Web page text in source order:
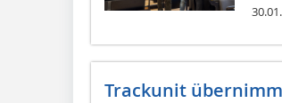
Trackunit